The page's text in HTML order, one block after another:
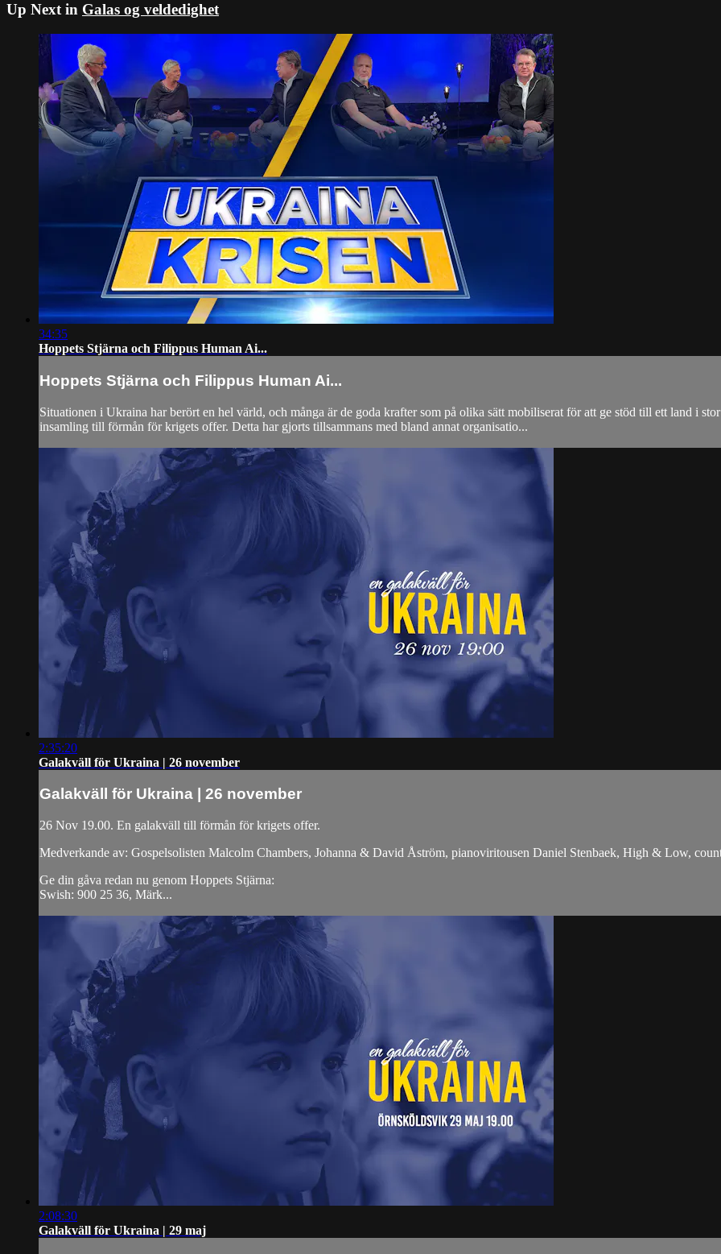
Up Next in Galas og veldedighet
34:35
Hoppets Stjärna och Filippus Human Ai...
Hoppets Stjärna och Filippus Human Ai...
Situationen i Ukraina har berört en hel värld, och många är de goda krafter som på olika sätt mobiliserat för att ge stöd till ett land i
insamling till förmån för krigets offer. Detta har gjorts tillsammans med bland annat organisatio...
2:35:20
Galakväll för Ukraina | 26 november
Galakväll för Ukraina | 26 november
26 Nov 19.00. En galakväll till förmån för krigets offer.
Medverkande av: Gospelsolisten Malcolm Chambers, Johanna & David Åström, pianoviritousen Daniel Stenbaek, High & Low,
Ge din gåva redan nu genom Hoppets Stjärna:
Swish: 900 25 36, Märk...
2:08:30
Galakväll för Ukraina | 29 maj